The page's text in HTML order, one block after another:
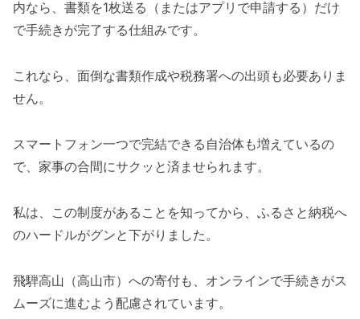
内なら、書類を1枚送る（またはアプリで申請する）だけ
で手続きが完了する仕組みです。
これなら、面倒な書類作成や税務署への出頭も必要ありま
せん。
スマートフォン一つで完結できる自治体も増えているの
で、家事の合間にサクッと済ませられます。
私は、この制度があることを知ってから、ふるさと納税へ
のハードルがグンと下がりました。
飛騨高山（高山市）への寄付も、オンラインで手続きがス
ムーズに進むよう配慮されています。